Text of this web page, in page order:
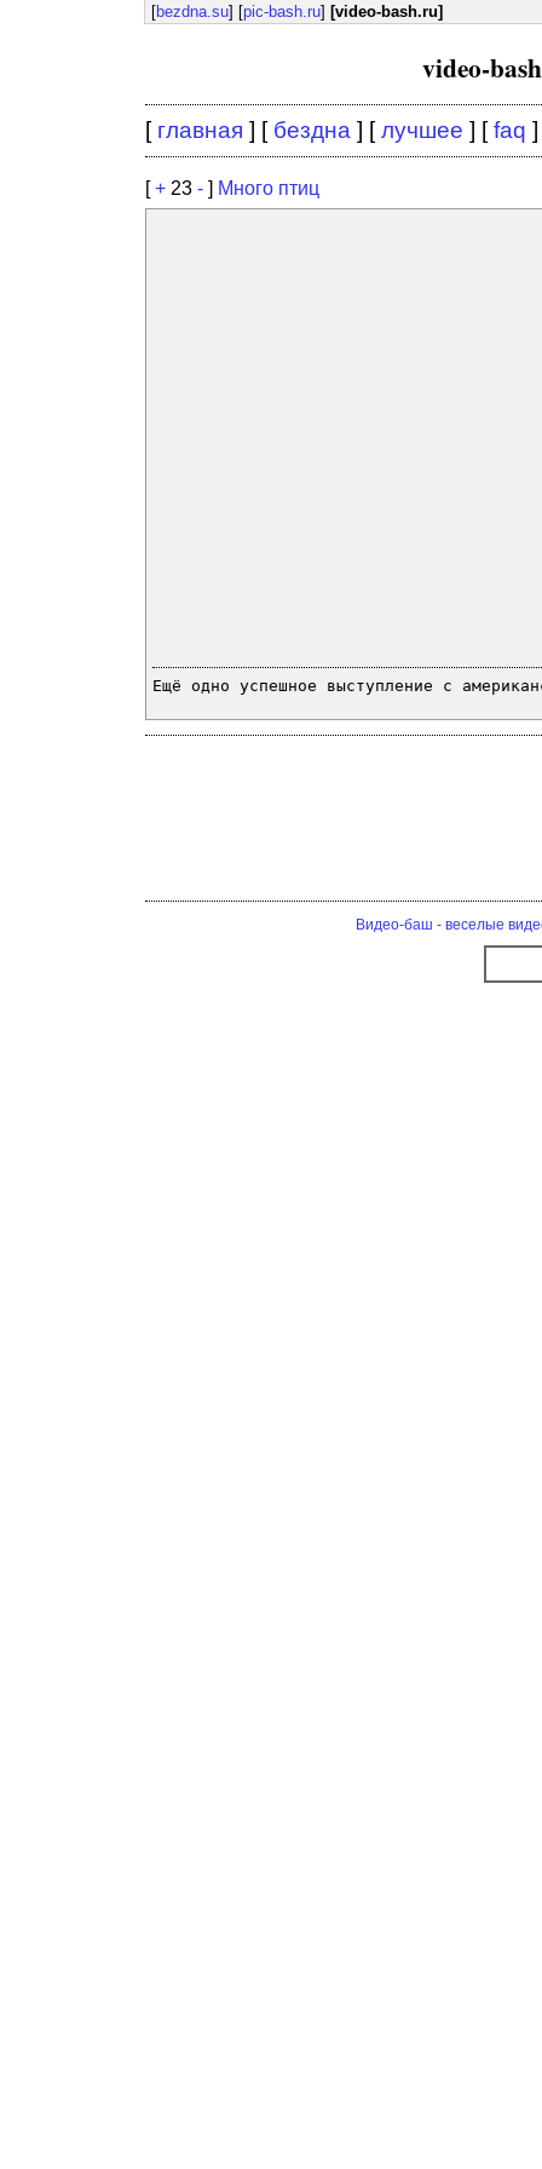
[bezdna.su] [pic-bash.ru] [video-bash.ru]
video-
[ главная ] [ бездна ] [лучшее ] [faq ]
[+ 23 - ] Много птиц
Ещё одно успешное выступление с
Видео-баш - веселые